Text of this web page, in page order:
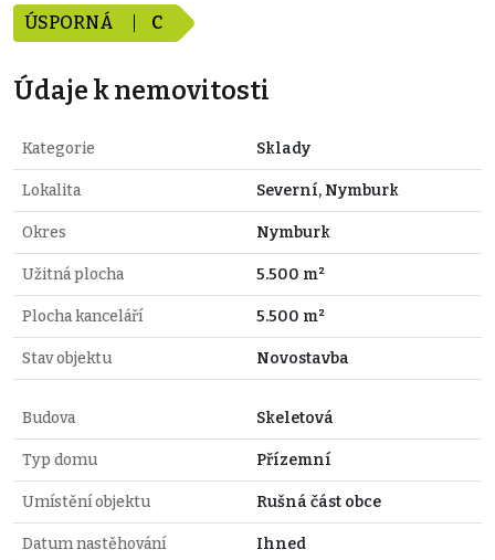
ÚSPORNÁ C
Údaje k nemovitosti
Kategorie Sklady
Lokalita Severní, Nymburk
Okres Nymburk
Užitná plocha 5.500 m²
Plocha kanceláří 5.500 m²
Stav objektu Novostavba
Budova Skeletová
Typ domu Přízemní
Umístění objektu Rušná část obce
Datum nastěhování Ihned